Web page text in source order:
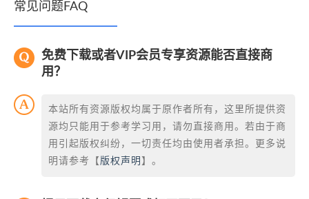
常见问题FAQ
免费下载或者VIP会员专享资源能否直接商
用？
本站所有资源版权均属于原作者所有，这里所提供资
源均只能用于参考学习用，请勿直接商用。若由于商
用引起版权纠纷，一切责任均由使用者承担。更多说
明请参考【 版权声明 】。